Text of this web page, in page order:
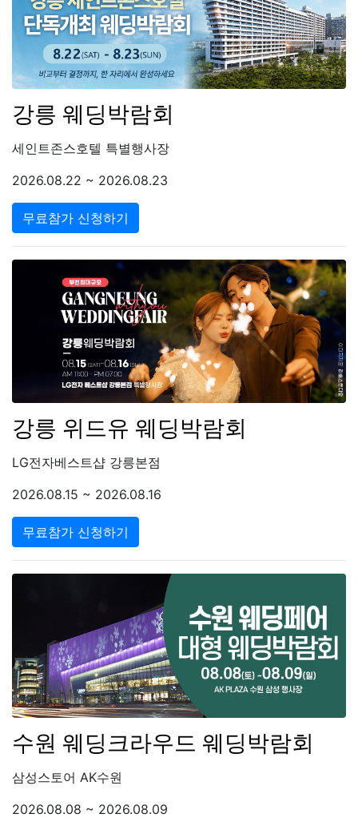
강릉 웨딩박람회
세인트존스호텔 특별행사장
2026.08.22 ~ 2026.08.23
무료참가 신청하기
강릉 위드유 웨딩박람회
LG전자베스트샵 강릉본점
2026.08.15 ~ 2026.08.16
무료참가 신청하기
수원 웨딩크라우드 웨딩박람회
삼성스토어 AK수원
2026.08.08 ~ 2026.08.09